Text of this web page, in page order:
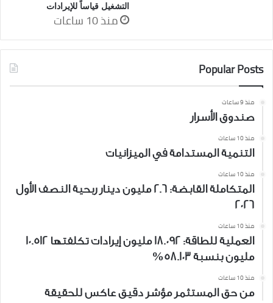
التشغيل قياساً للإيرادات
منذ 10 ساعات
Popular Posts
منذ 9 ساعات
صندوق الأسرار
منذ 10 ساعات
التنمية المستدامة في الميزانيات
منذ 10 ساعات
المتكاملة القابضة: 2.6 مليون دينار ربحية النصف الأول
2026
منذ 10 ساعات
العملية للطاقة: 18.092 مليون إيرادات تكلفتها 10.512
مليون بنسبة 58.103%
منذ 10 ساعات
من حق المستثمر مؤشر دقيق عاكس للحقيقة